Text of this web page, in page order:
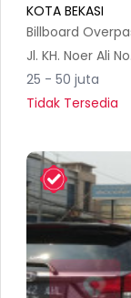
KOTA BEKASI
25 - 50 juta
Tidak Tersedia